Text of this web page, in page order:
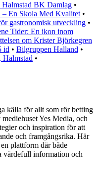
BK Damlag •
– En Skola Med Kvalitet •
gastronomisk utveckling •
Tider: En ikon inom
om Krister Björkegren
id • Bilgruppen Halland •
Halmstad •
källa för allt som rör betting
Yes Media, och
och inspiration för att
och framgångsrika. Här
plattform där både
värdefull information och